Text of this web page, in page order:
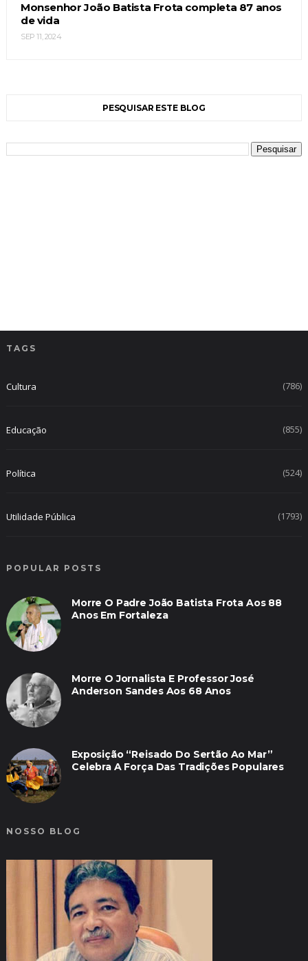
Monsenhor João Batista Frota completa 87 anos
de vida
SEP 11, 2024
PESQUISAR ESTE BLOG
TAGS
Cultura (786)
Educação (855)
Política (524)
Utilidade Pública (1793)
POPULAR POSTS
Morre O Padre João Batista Frota Aos 88
Anos Em Fortaleza
Morre O Jornalista E Professor José
Anderson Sandes Aos 68 Anos
Exposição “Reisado Do Sertão Ao Mar”
Celebra A Força Das Tradições Populares
NOSSO BLOG